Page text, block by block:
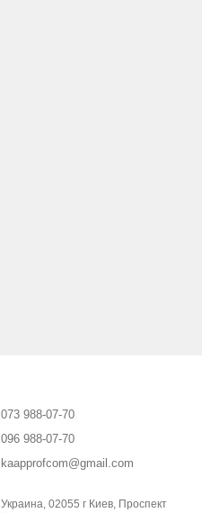
073 988-07-70
096 988-07-70
kaapprofcom@gmail.com
Украина, 02055 г Киев, Проспект